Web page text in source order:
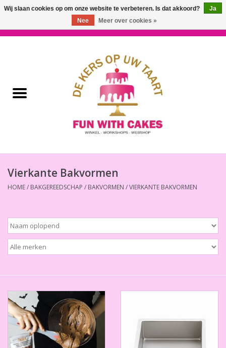
Workshops & Cursussen
Decoreer Gereedschap
Presentatie en Verpakkingen
Thema's
Aanbiedingen
Cindy's Favorieten
Cadeaubonnen
Vierkante Bakvormen
HOME/ BAKGEREEDSCHAP / BAKVORMEN /VIERKANTE BAKVORMEN
Wij slaan cookies op om onze website te verbeteren. Is dat akkoord?
Ja
Nee
Meer over cookies »